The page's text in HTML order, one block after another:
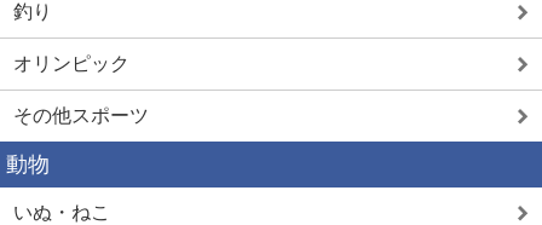
釣り
オリンピック
その他スポーツ
動物
いぬ・ねこ